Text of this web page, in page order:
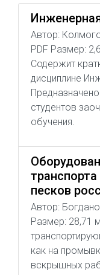
Автор:
PDF Размер:
Содержит
дисциплине
студентов
обучения.
песков
Автор:
Размер: 28,71
как на
вскрышных